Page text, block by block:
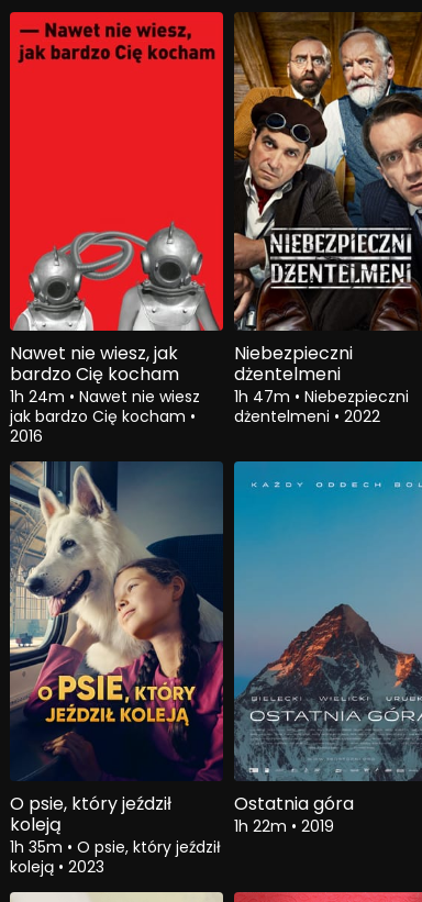
Nawet nie wiesz, jak
bardzo Cię kocham
1h 24m • Nawet nie wiesz
jak bardzo Cię kocham •
2016
Niebezpieczni
dżentelmeni
1h 47m • Niebezpieczni
dżentelmeni • 2022
O psie, który jeździł
koleją
1h 35m • O psie, który jeździł
koleją • 2023
Ostatnia góra
1h 22m • 2019